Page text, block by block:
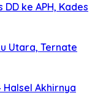
ke APH, Kades
Utara, Ternate
Halsel Akhirnya